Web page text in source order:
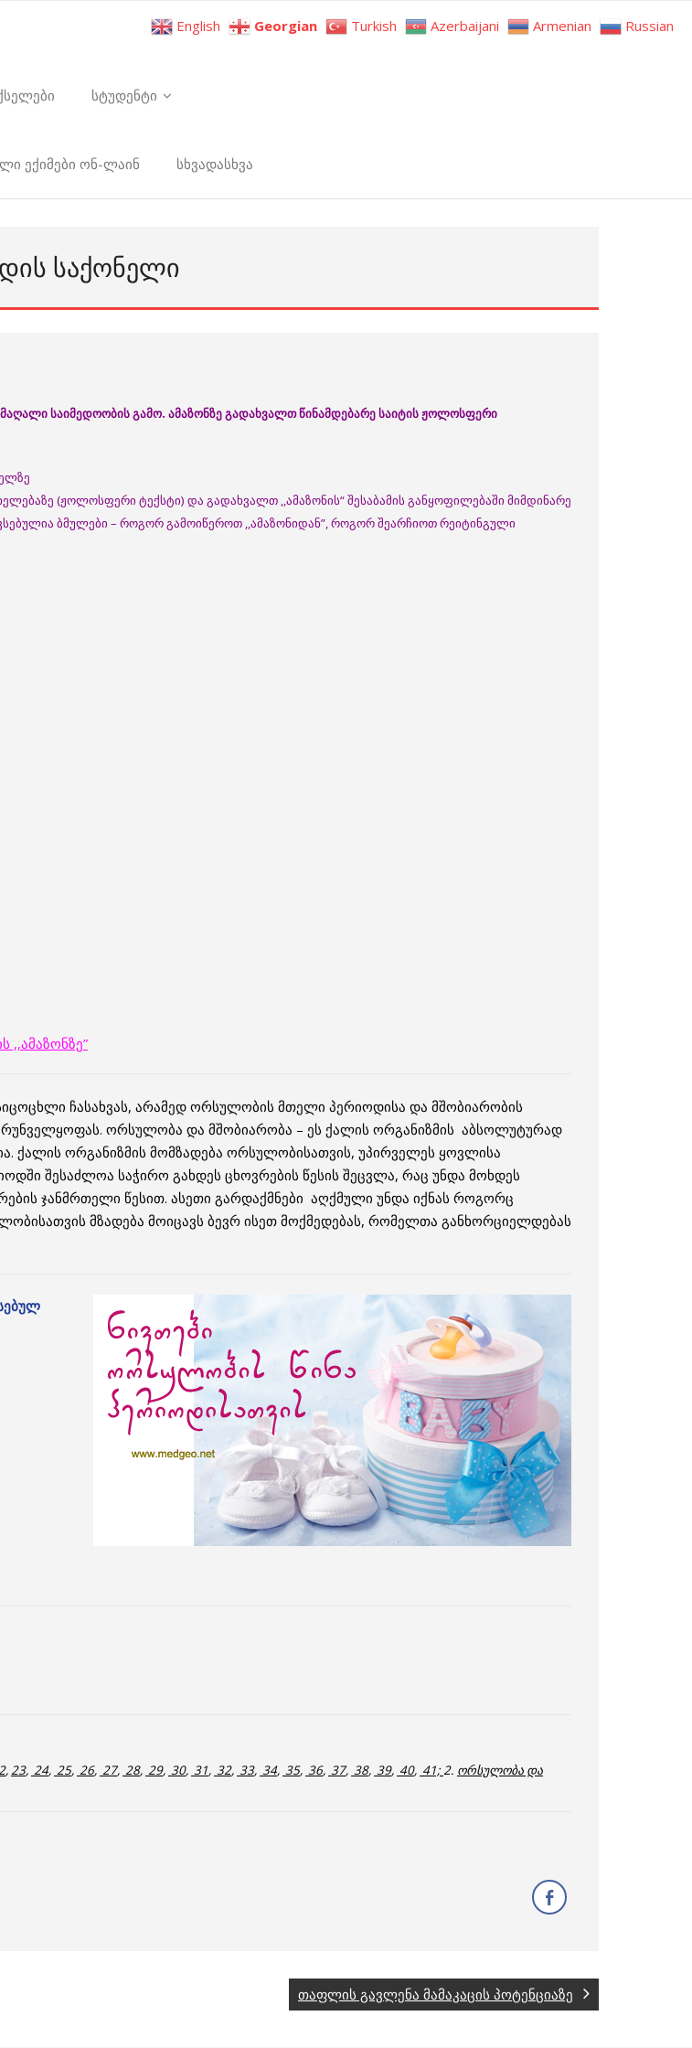
სტუდენტი
ექიმები ონ-ლაინ სხვადასხვა
ᲡᲐᲥᲝᲜᲔᲚᲘ
საიმედოობის გამო. ამაზონზე გადახვალთ წინამდებარე საიტის ჟოლოსფერი
(ჟოლოსფერი ტექსტი) და გადახვალთ ,,ამაზონის“ შესაბამის განყოფილებაში მიმდინარე
ბმულები – როგორ გამოიწეროთ ,,ამაზონიდან”, როგორ შეარჩიოთ რეიტინგული
,,ამაზონზე”
ჩასახვას, არამედ ორსულობის მთელი პერიოდისა და მშობიარობის
ორსულობა და მშობიარობა – ეს ქალის ორგანიზმის აბსოლუტურად
ქალის ორგანიზმის მომზადება ორსულობისათვის, უპირველეს ყოვლისა
შესაძლოა საჭირო გახდეს ცხოვრების წესის შეცვლა, რაც უნდა მოხდეს
ჯანმრთელი წესით. ასეთი გარდაქმნები აღქმული უნდა იქნას როგორც
მზადება მოიცავს ბევრ ისეთ მოქმედებას, რომელთა განხორციელდებას
,23, 24, 25, 26, 27, 28, 29, 30, 31, 32, 33, 34, 35, 36, 37, 38, 39, 40, 41;2. ორსულობა და
თაფლის გავლენა მამაკაცის პოტენციაზე
English Georgian Turkish Azerbaijani Armenian Russian